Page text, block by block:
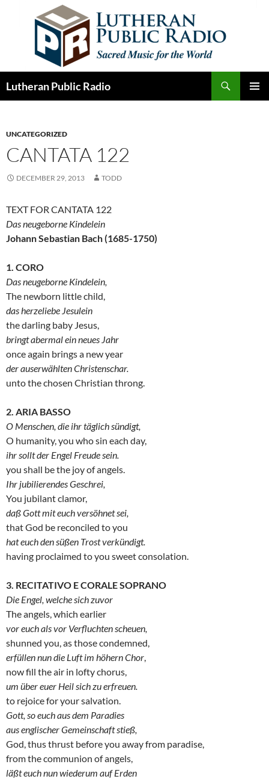
Lutheran Public Radio
UNCATEGORIZED
CANTATA 122
DECEMBER 29, 2013 TODD
TEXT FOR CANTATA 122
Das neugeborne Kindelein
Johann Sebastian Bach (1685-1750)
1. CORO
Das neugeborne Kindelein,
The newborn little child,
das herzeliebe Jesulein
the darling baby Jesus,
bringt abermal ein neues Jahr
once again brings a new year
der auserwählten Christenschar.
unto the chosen Christian throng.
2. ARIA BASSO
O Menschen, die ihr täglich sündigt,
O humanity, you who sin each day,
ihr sollt der Engel Freude sein.
you shall be the joy of angels.
Ihr jubilierendes Geschrei,
You jubilant clamor,
daß Gott mit euch versöhnet sei,
that God be reconciled to you
hat euch den süßen Trost verkündigt.
having proclaimed to you sweet consolation.
3. RECITATIVO E CORALE SOPRANO
Die Engel, welche sich zuvor
The angels, which earlier
vor euch als vor Verfluchten scheuen,
shunned you, as those condemned,
erfüllen nun die Luft im höhern Chor,
now fill the air in lofty chorus,
um über euer Heil sich zu erfreuen.
to rejoice for your salvation.
Gott, so euch aus dem Paradies
aus englischer Gemeinschaft stieß,
God, thus thrust before you away from paradise,
from the communion of angels,
läßt euch nun wiederum auf Erden